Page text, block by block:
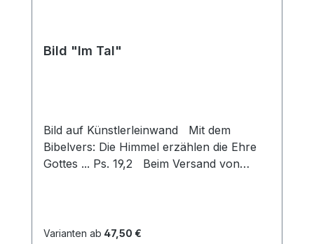
Bild "Im Tal"
Bild auf Künstlerleinwand Mit dem
Bibelvers: Die Himmel erzählen die Ehre
Gottes ... Ps. 19,2 Beim Versand von
Sperrgut in Höhe von 28,99€ berechnet.
Varianten ab 47,50 €